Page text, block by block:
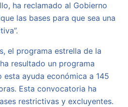
ha reclamado al Gobierno
las bases para que sea una
el programa estrella de la
resultado un programa
esta ayuda económica a 145
Esta convocatoria ha
restrictivas y excluyentes.